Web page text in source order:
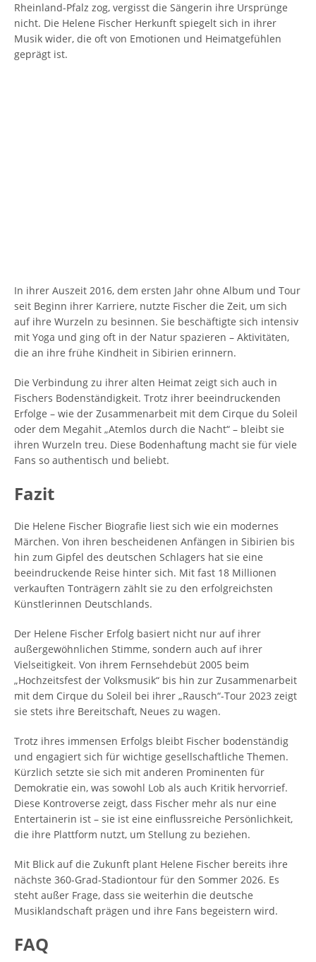
Rheinland-Pfalz zog, vergisst die Sängerin ihre Ursprünge
nicht. Die Helene Fischer Herkunft spiegelt sich in ihrer
Musik wider, die oft von Emotionen und Heimatgefühlen
geprägt ist.
In ihrer Auszeit 2016, dem ersten Jahr ohne Album und Tour
seit Beginn ihrer Karriere, nutzte Fischer die Zeit, um sich
auf ihre Wurzeln zu besinnen. Sie beschäftigte sich intensiv
mit Yoga und ging oft in der Natur spazieren – Aktivitäten,
die an ihre frühe Kindheit in Sibirien erinnern.
Die Verbindung zu ihrer alten Heimat zeigt sich auch in
Fischers Bodenständigkeit. Trotz ihrer beeindruckenden
Erfolge – wie der Zusammenarbeit mit dem Cirque du Soleil
oder dem Megahit „Atemlos durch die Nacht“ – bleibt sie
ihren Wurzeln treu. Diese Bodenhaftung macht sie für viele
Fans so authentisch und beliebt.
Fazit
Die Helene Fischer Biografie liest sich wie ein modernes
Märchen. Von ihren bescheidenen Anfängen in Sibirien bis
hin zum Gipfel des deutschen Schlagers hat sie eine
beeindruckende Reise hinter sich. Mit fast 18 Millionen
verkauften Tonträgern zählt sie zu den erfolgreichsten
Künstlerinnen Deutschlands.
Der Helene Fischer Erfolg basiert nicht nur auf ihrer
außergewöhnlichen Stimme, sondern auch auf ihrer
Vielseitigkeit. Von ihrem Fernsehdebüt 2005 beim
„Hochzeitsfest der Volksmusik“ bis hin zur Zusammenarbeit
mit dem Cirque du Soleil bei ihrer „Rausch“-Tour 2023 zeigt
sie stets ihre Bereitschaft, Neues zu wagen.
Trotz ihres immensen Erfolgs bleibt Fischer bodenständig
und engagiert sich für wichtige gesellschaftliche Themen.
Kürzlich setzte sie sich mit anderen Prominenten für
Demokratie ein, was sowohl Lob als auch Kritik hervorrief.
Diese Kontroverse zeigt, dass Fischer mehr als nur eine
Entertainerin ist – sie ist eine einflussreiche Persönlichkeit,
die ihre Plattform nutzt, um Stellung zu beziehen.
Mit Blick auf die Zukunft plant Helene Fischer bereits ihre
nächste 360-Grad-Stadiontour für den Sommer 2026. Es
steht außer Frage, dass sie weiterhin die deutsche
Musiklandschaft prägen und ihre Fans begeistern wird.
FAQ